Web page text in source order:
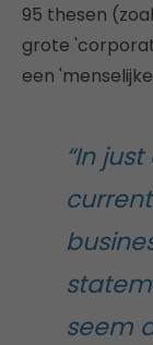
95 thesen
grote
een
“In
seem